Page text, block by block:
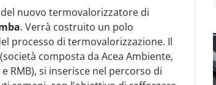
nuovo termovalorizzatore di
. Verrà costruito un polo
processo di termovalorizzazione. Il
(società composta da Acea Ambiente,
RMB), si inserisce nel percorso di